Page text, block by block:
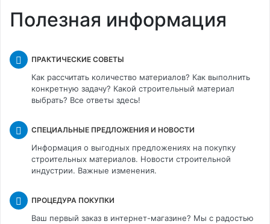
Полезная информация
ПРАКТИЧЕСКИЕ СОВЕТЫ
Как рассчитать количество материалов? Как выполнить
конкретную задачу? Какой строительный материал
выбрать? Все ответы здесь!
СПЕЦИАЛЬНЫЕ ПРЕДЛОЖЕНИЯ И НОВОСТИ
Информация о выгодных предложениях на покупку
строительных материалов. Новости строительной
индустрии. Важные изменения.
ПРОЦЕДУРА ПОКУПКИ
Ваш первый заказ в интернет-магазине? Мы с радостью